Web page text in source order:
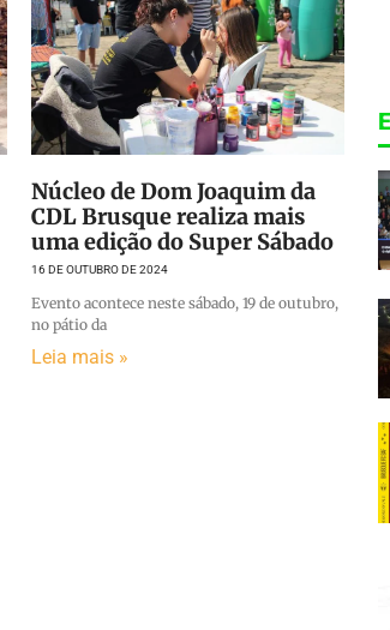
Núcleo de Dom Joaquim da
CDL Brusque realiza mais
uma edição do Super Sábado
16 DE OUTUBRO DE 2024
Evento acontece neste sábado, 19 de outubro,
no pátio da
Leia mais »